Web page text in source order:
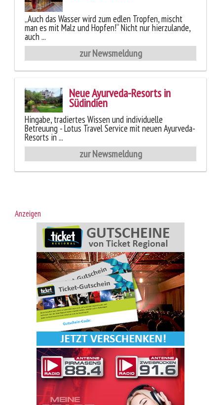
„Auch das Wasser wird zum edlen Tropfen, mischt
man es mit Malz und Hopfen!“ Nicht nur hierzulande,
auch ...
zur Newsmeldung
Neue Ayurveda-Resorts in
Südindien
Hingabe, tradiertes Wissen und individuelle
Betreuung - Lotus Travel Service mit neuen Ayurveda-
Resorts in ...
zur Newsmeldung
Anzeigen